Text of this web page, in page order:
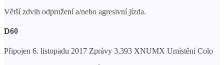
Větší zdvih odpružení a/nebo agresivní jízda.
D60
Připojen 6. listopadu 2017 Zprávy 3,393 XNUMX Umístění Colo